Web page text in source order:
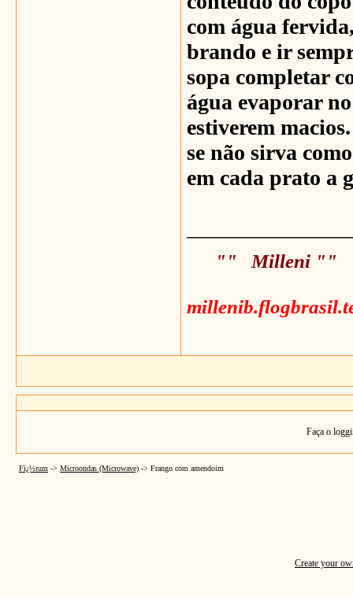
com água
brando e ir
sopa completar
água evaporar
estiverem
se não sirva
em cada prato a
"" Milleni ""
Faça o
Fï¿½rum -> Microondas (Microwave) -> Frango com amendoim
Create your